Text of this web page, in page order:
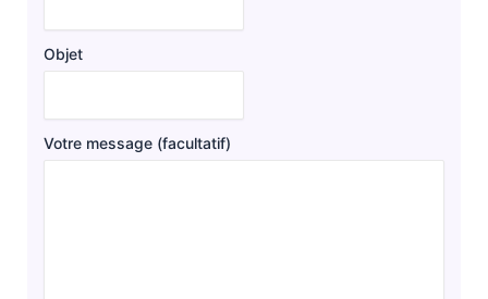
Objet
Votre message (facultatif)